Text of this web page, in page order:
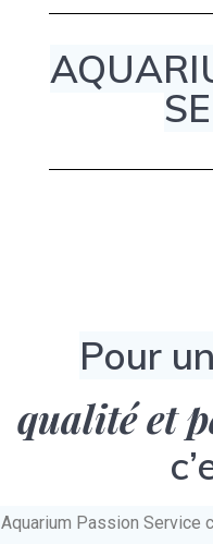
Pour
qualité et
Aquarium Passion